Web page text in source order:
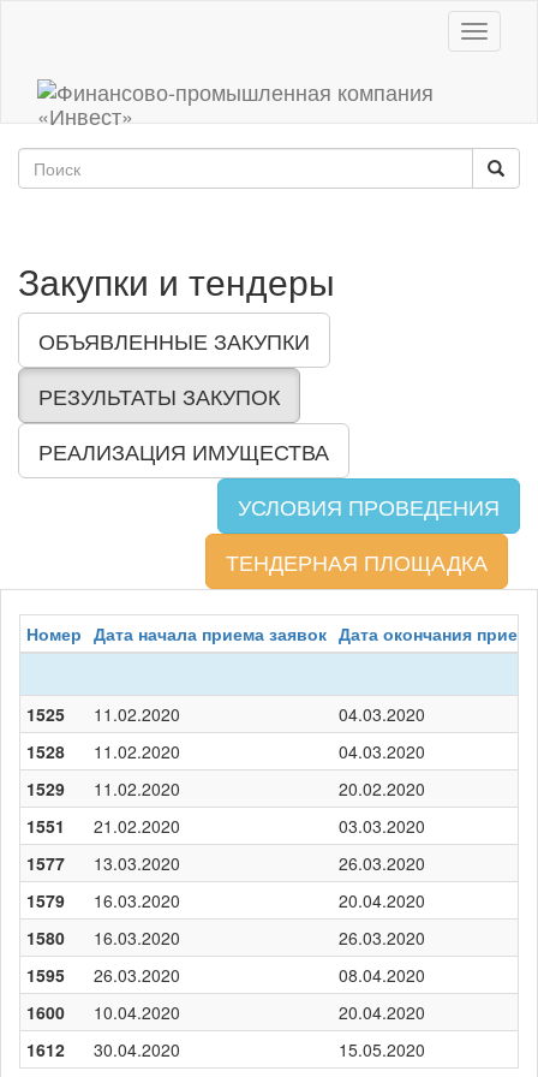
Toggle
Закупки и тендеры
ОБЪЯВЛЕННЫЕ ЗАКУПКИ
РЕЗУЛЬТАТЫ ЗАКУПОК
РЕАЛИЗАЦИЯ ИМУЩЕСТВА
УСЛОВИЯ ПРОВЕДЕНИЯ
ТЕНДЕРНАЯ ПЛОЩАДКА
Номер Дата начала приема заявок Дата окончания
1525 11.02.2020
04.03.2020
1528
11.02.2020
04.03.2020
1529
11.02.2020
20.02.2020
1551
21.02.2020
03.03.2020
1577
13.03.2020
26.03.2020
1579
16.03.2020
20.04.2020
1580
16.03.2020
26.03.2020
1595
26.03.2020
08.04.2020
1600
10.04.2020
20.04.2020
1612
30.04.2020 15.05.2020